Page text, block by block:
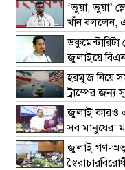
‘ভুয়া, ভুয়া’
খাঁন বললেন,
বড় অর্জন
জুলাইয়ে
হয়েছে: সারজিস আলম
হরমুজ নিয়ে
ট্রাম্পের জন্য
জুলাই কারও
সব মানুষের:
জুলাই গণ-